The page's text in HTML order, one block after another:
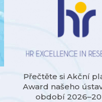
Přečtěte si Akční
Award našeho
období